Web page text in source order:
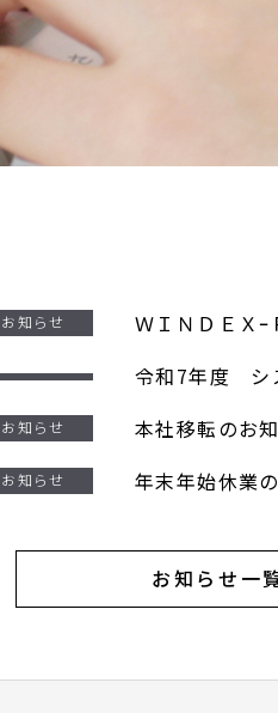
お知らせ ＷＩＮＤＥＸｰ
令和7年度 シ
お知らせ 本社移転のお
お知らせ 年末年始休業
お知らせ一